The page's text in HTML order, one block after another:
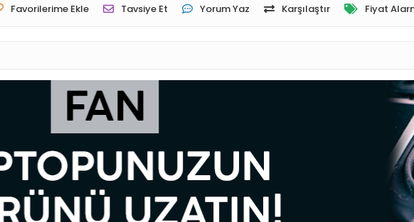
Favorilerime Ekle Tavsiye Et Yorum Yaz Karşılaştır Fiyat